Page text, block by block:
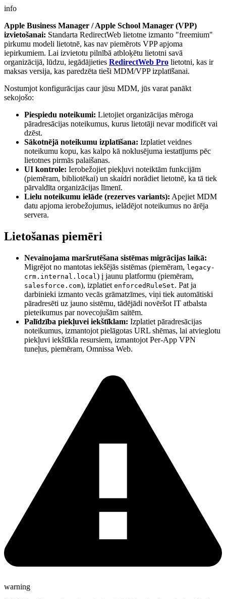
info
Apple Business Manager / Apple School Manager (VPP)
izvietošanai: Standarta RedirectWeb lietotne izmanto "freemium"
pirkumu modeli lietotnē, kas nav piemērots VPP apjoma
iepirkumiem. Lai izvietotu pilnībā atbloķētu lietotni savā
organizācijā, lūdzu, iegādājieties RedirectWeb Pro lietotni, kas ir
maksas versija, kas paredzēta tieši MDM/VPP izplatīšanai.
Nostumjot konfigurācijas caur jūsu MDM, jūs varat panākt
sekojošo:
Piespiedu noteikumi: Lietojiet organizācijas mēroga
pāradresācijas noteikumus, kurus lietotāji nevar modificēt vai
dzēst.
Sākotnējā noteikumu izplatīšana: Izplatiet veidnes
noteikumu kopu, kas kalpo kā noklusējuma iestatījums pēc
lietotnes pirmās palaišanas.
UI kontrole: Ierobežojiet piekļuvi noteiktām funkcijām
(piemēram, bibliotēkai) un skaidri norādiet lietotnē, ka tā tiek
pārvaldīta organizācijas līmenī.
Lielu noteikumu ielāde (rezerves variants): Apejiet MDM
datu apjoma ierobežojumus, ielādējot noteikumus no ārēja
servera.
Lietošanas piemēri
Nevainojama maršrutēšana sistēmas migrācijas laikā:
Migrējot no mantotas iekšējās sistēmas (piemēram, legacy-
crm.internal.local) į jaunu platformu (piemēram,
salesforce.com), izplatiet enforcedRuleSet. Pat ja
darbinieki izmanto vecās grāmatzīmes, viņi tiek automātiski
pāradresēti uz jauno sistēmu, tādējādi novēršot IT atbalsta
pieteikumus par novecojušām saitēm.
Palīdzība piekļuvei iekštīklam: Izplatiet pāradresācijas
noteikumus, izmantojot pielāgotas URL shēmas, lai atvieglotu
piekļuvi iekštīkla resursiem, izmantojot Per-App VPN
tuneļus, piemēram, Omnissa Web.
warning